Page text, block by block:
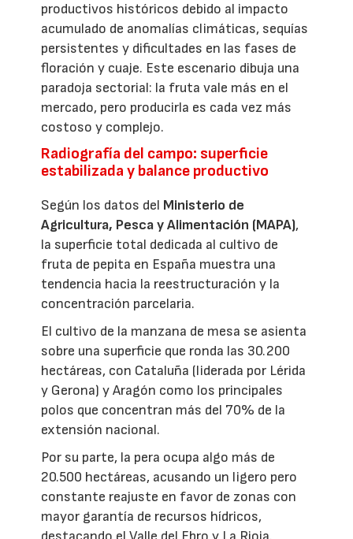
productivos históricos debido al impacto
acumulado de anomalías climáticas, sequías
persistentes y dificultades en las fases de
floración y cuaje. Este escenario dibuja una
paradoja sectorial: la fruta vale más en el
mercado, pero producirla es cada vez más
costoso y complejo.
Radiografía del campo: superficie
estabilizada y balance productivo
Según los datos del Ministerio de
Agricultura, Pesca y Alimentación (MAPA),
la superficie total dedicada al cultivo de
fruta de pepita en España muestra una
tendencia hacia la reestructuración y la
concentración parcelaria.
El cultivo de la manzana de mesa se asienta
sobre una superficie que ronda las 30.200
hectáreas, con Cataluña (liderada por Lérida
y Gerona) y Aragón como los principales
polos que concentran más del 70% de la
extensión nacional.
Por su parte, la pera ocupa algo más de
20.500 hectáreas, acusando un ligero pero
constante reajuste en favor de zonas con
mayor garantía de recursos hídricos,